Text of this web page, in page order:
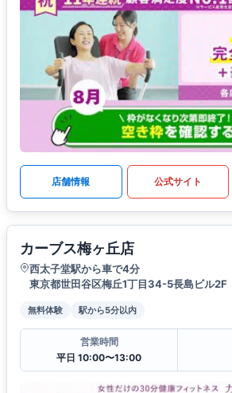
店舗情報 公式サイト
カーブス梅ヶ丘店
西太子堂駅から車で4分
東京都世田谷区梅丘1丁目34-5長島ビル2F
無料体験 駅から5分以内
営業時間
平日 10:00〜13:00